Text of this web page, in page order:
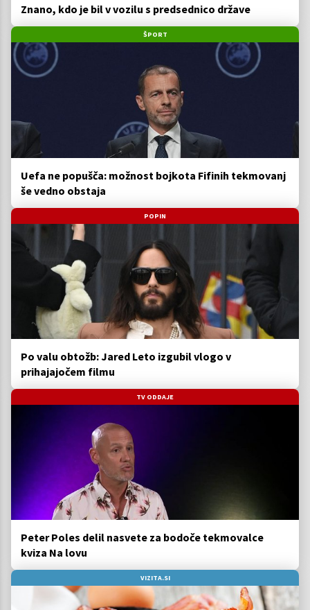
Znano, kdo je bil v vozilu s predsednico države
ŠPORT
Uefa ne popušča: možnost bojkota Fifinih tekmovanj
še vedno obstaja
POPIN
Po valu obtožb: Jared Leto izgubil vlogo v
prihajajočem filmu
TV ODDAJE
Peter Poles delil nasvete za bodoče tekmovalce
kviza Na lovu
VIZITA.SI